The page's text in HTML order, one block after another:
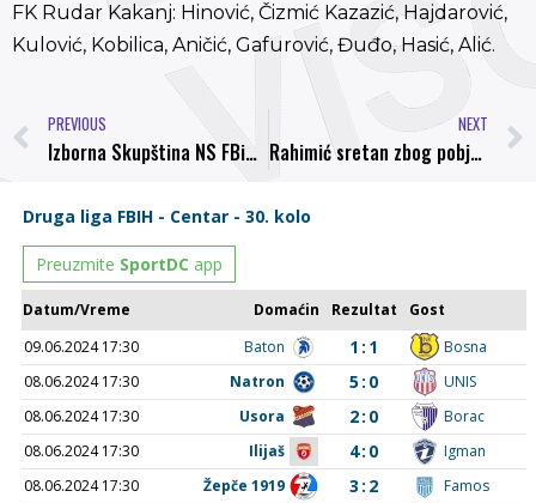
FK Rudar Kakanj: Hinović, Čizmić Kazazić, Hajdarović,
Kulović, Kobilica, Aničić, Gafurović, Đuđo, Hasić, Alić.
PREVIOUS
Izborna Skupština NS FBiH u ponedjeljak 24.10.2016. godine
NEXT
Rahimić sretan zbog pobjede, pribojava se lidera u narednom kolu